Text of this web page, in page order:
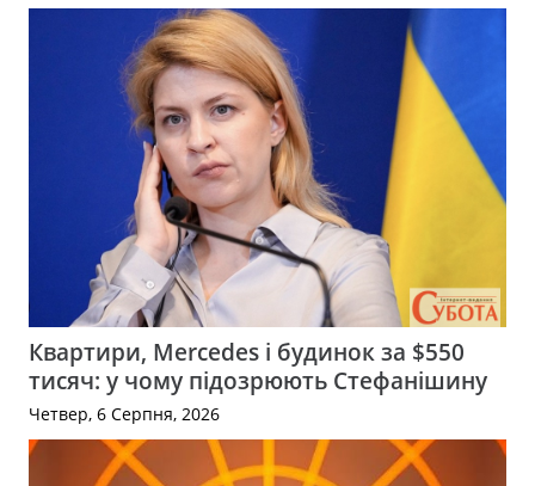
Квартири, Mercedes і будинок за $550
тисяч: у чому підозрюють Стефанішину
Четвер, 6 Серпня, 2026